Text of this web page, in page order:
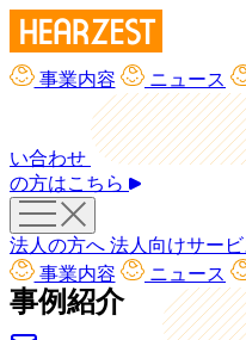
事業内容 ニュース
い合わせ
の方はこちら
法人の方へ 法人向けサービ
事業内容
ニュース
事例紹介